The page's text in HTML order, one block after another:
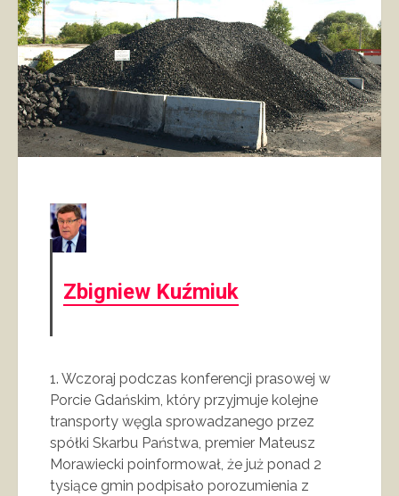
Zbigniew Kuźmiuk
1. Wczoraj podczas konferencji prasowej w
Porcie Gdańskim, który przyjmuje kolejne
transporty węgla sprowadzanego przez
spółki Skarbu Państwa, premier Mateusz
Morawiecki poinformował, że już ponad 2
tysiące gmin podpisało porozumienia z